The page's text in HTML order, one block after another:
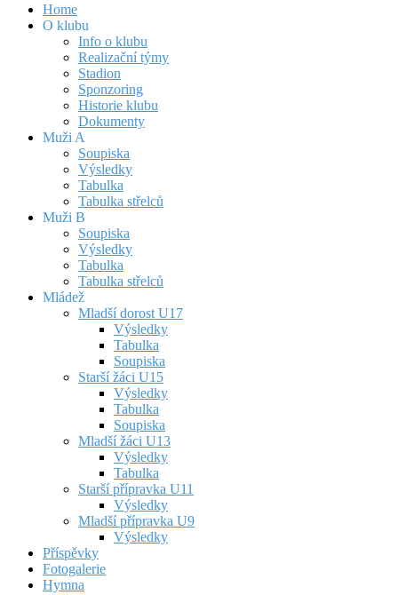
Home
O klubu
Info o klubu
Realizační týmy
Stadion
Sponzoring
Historie klubu
Dokumenty
Muži A
Soupiska
Výsledky
Tabulka
Tabulka střelců
Muži B
Soupiska
Výsledky
Tabulka
Tabulka střelců
Mládež
Mladší dorost U17
Výsledky
Tabulka
Soupiska
Starší žáci U15
Výsledky
Tabulka
Soupiska
Mladší žáci U13
Výsledky
Tabulka
Starší přípravka U11
Výsledky
Mladší přípravka U9
Výsledky
Příspěvky
Fotogalerie
Hymna